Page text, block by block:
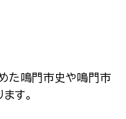
た鳴門市史や鳴門市
す。